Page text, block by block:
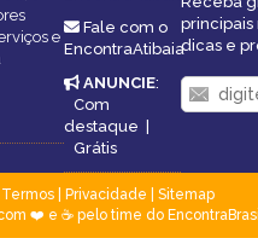
e
Fale com o
EncontraAtibaia
ANUNCIE:
Com
destaque
Grátis
principais
dicas e
Termos| Privacidade
Sitemap
❤️ e ☕ pelo time do